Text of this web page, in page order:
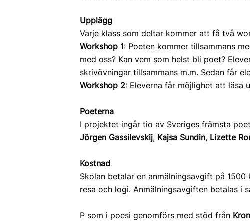
Upplägg
Varje klass som deltar kommer att få två
Workshop 1: Poeten kommer tillsammans
med oss? Kan vem som helst bli poet?
skrivövningar tillsammans m.m. Sedan får
Workshop 2: Eleverna får möjlighet att läsa
Poeterna
I projektet ingår tio av Sveriges främsta
Jörgen Gassilevskij, Kajsa Sundin, Lizette
Kostnad
Skolan betalar en anmälningsavgift på
resa och logi. Anmälningsavgiften betalas i
P som i poesi genomförs med stöd från